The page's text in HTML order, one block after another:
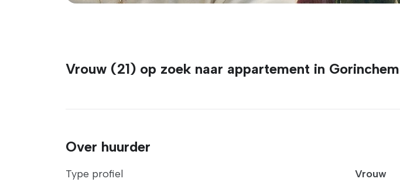
Vrouw (21) op zoek naar appartement in Gorinchem
Over huurder
Type profiel
Vrouw